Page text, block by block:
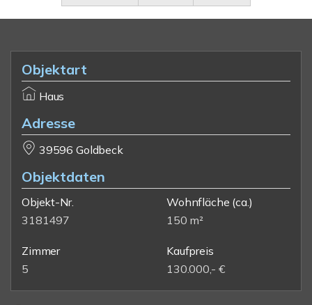
Objektart
Haus
Adresse
39596 Goldbeck
Objektdaten
Objekt-Nr.
3181497
Wohnfläche (ca.)
150 m²
Zimmer
5
Kaufpreis
130.000,- €